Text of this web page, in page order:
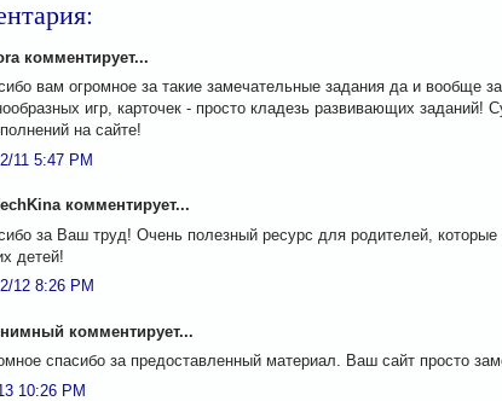
комментирует...
вам огромное за такие замечательные задания да и вообще
игр, карточек - просто кладезь развивающих
на сайте!
11 5:47 PM
комментирует...
за Ваш труд! Очень полезный ресурс для родителей,
детей!
12 8:26 PM
комментирует...
спасибо за предоставленный материал. Ваш сайт просто
10:26 PM